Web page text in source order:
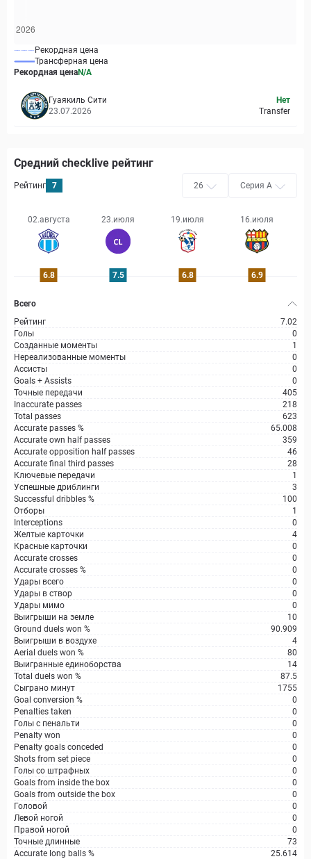
Рекордная цена
Трансферная цена
Рекордная ценаN/A
Гуаякиль Сити
23.07.2026
Нет
Transfer
Средний checklive рейтинг
Рейтинг 7 26 Серия А
02.августа 23.июля 19.июля 16.июля
6.8 7.5 6.8 6.9
Всего
Рейтинг
7.02
Голы
0
Созданные моменты
1
Нереализованные моменты
0
Ассисты
0
Goals + Assists
0
Точные передачи
405
Inaccurate passes
218
Total passes
623
Accurate passes %
65.008
Accurate own half passes
359
Accurate opposition half passes
46
Accurate final third passes
28
Ключевые передачи
1
Успешные дриблинги
3
Successful dribbles %
100
Отборы
1
Interceptions
0
Желтые карточки
4
Красные карточки
0
Accurate crosses
0
Accurate crosses %
0
Удары всего
0
Удары в створ
0
Удары мимо
0
Выигрыши на земле
10
Ground duels won %
90.909
Выигрыши в воздухе
4
Aerial duels won %
80
Выигранные единоборства
14
Total duels won %
87.5
Сыграно минут
1755
Goal conversion %
0
Penalties taken
0
Голы с пенальти
0
Penalty won
0
Penalty goals conceded
0
Shots from set piece
0
Голы со штрафных
0
Goals from inside the box
0
Goals from outside the box
0
Головой
0
Левой ногой
0
Правой ногой
0
Точные длинные
73
Accurate long balls %
25.614